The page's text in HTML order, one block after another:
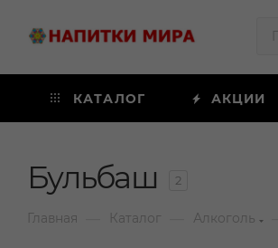
КАТАЛОГ АКЦИИ
Бульбаш 2
Главная Каталог Алкоголь